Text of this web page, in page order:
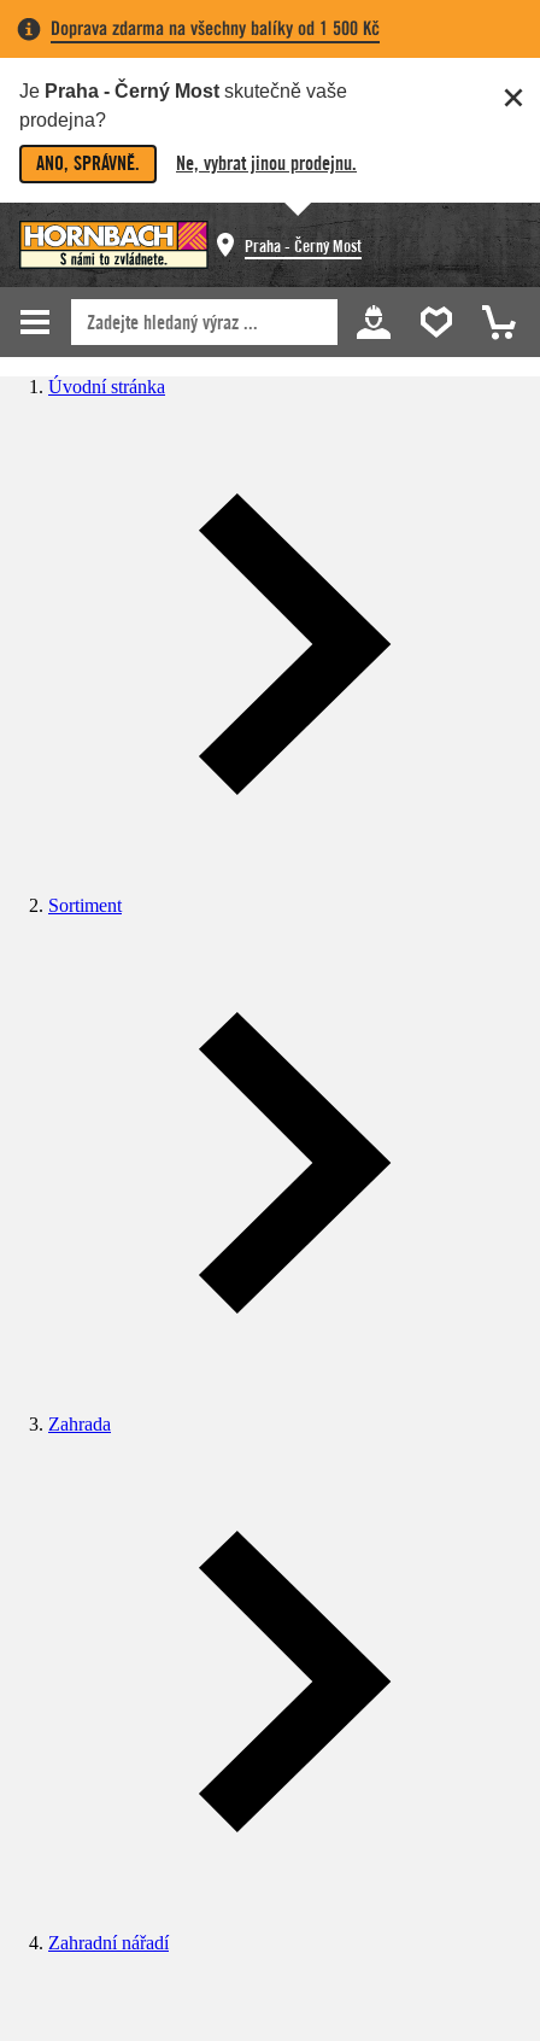
Doprava zdarma na všechny balíky od 1 500 Kč
Je Praha - Černý Most skutečně vaše
prodejna?
ANO, SPRÁVNĚ. Ne, vybrat jinou prodejnu.
Praha - Černý Most
Úvodní stránka
Sortiment
Zahrada
Zahradní nářadí